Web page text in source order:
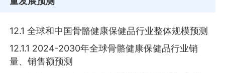
12.1 全球和中国骨骼健康保健品行业整体规模预测
12.1.1 2024-2030年全球骨骼健康保健品行业销
量、销售额预测